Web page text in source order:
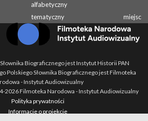
alfabetyczny
tematyczny
miejsc
Biograficznego jest Instytut Historii PAN
Polskiego Słownika Biograficznego jest Filmoteka
- Instytut Audiowizualny
2026Filmoteka Narodowa - Instytut Audiowizualny
Polityka prywatności
Informacje o projekcie